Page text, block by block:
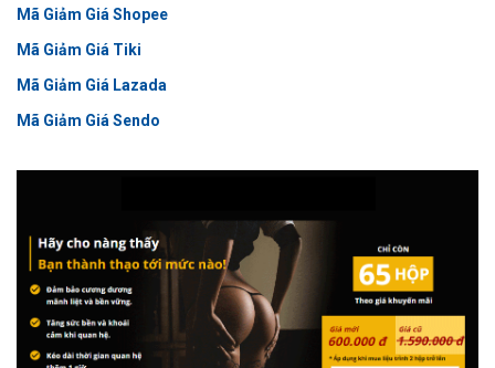
Mã Giảm Giá Shopee
Mã Giảm Giá Tiki
Mã Giảm Giá Lazada
Mã Giảm Giá Sendo